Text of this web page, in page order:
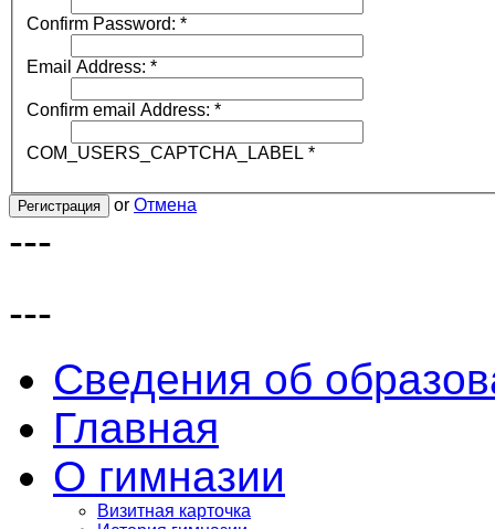
Confirm Password: *
Email Address: *
Confirm email Address: *
COM_USERS_CAPTCHA_LABEL *
Регистрация or Отмена
---
---
Сведения об
Главная
О гимназии
Визитная карточка